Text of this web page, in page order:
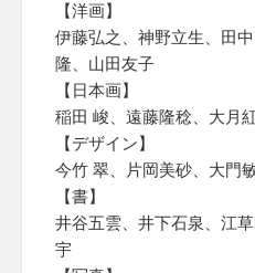
【洋画】
伊藤弘之、神野立生、田
隆、山田友子
【日本画】
稲田 峻、遠藤隆稔、大月
【デザイン】
今竹 翠、片岡美砂、大門
【書】
井谷五雲、井下石泉、江
宇